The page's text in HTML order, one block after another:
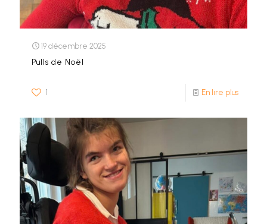
19 décembre 2025
Pulls de Noël
1 En lire plus